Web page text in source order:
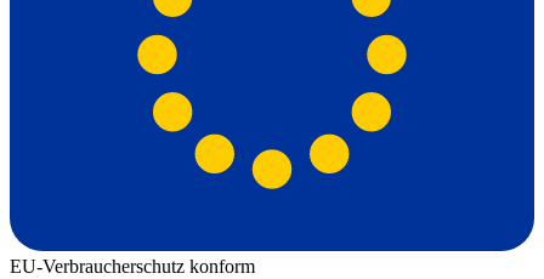
EU-Verbraucherschutz konform